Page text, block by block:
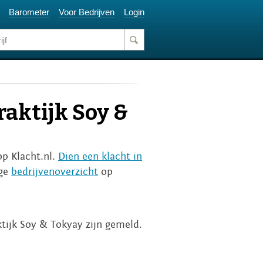
Barometer Voor Bedrijven Login
Soy &
Klacht.nl. Dien een klacht in
bedrijvenoverzicht op
Soy & Tokyay zijn gemeld.